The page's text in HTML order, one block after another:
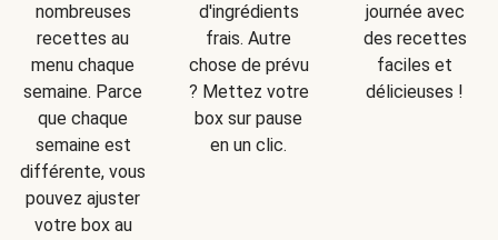
nombreuses
recettes au
menu chaque
semaine. Parce
que chaque
semaine est
différente, vous
pouvez ajuster
votre box au
d'ingrédients
frais. Autre
chose de prévu
? Mettez votre
box sur pause
en un clic.
journée avec
des recettes
faciles et
délicieuses !